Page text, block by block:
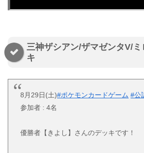
三神ザシアン/ザマゼンタV/ミ
キ
8月29日(土)#ポケモンカードゲーム #公
参加者 : 4名
優勝者【きよし】さんのデッキです！